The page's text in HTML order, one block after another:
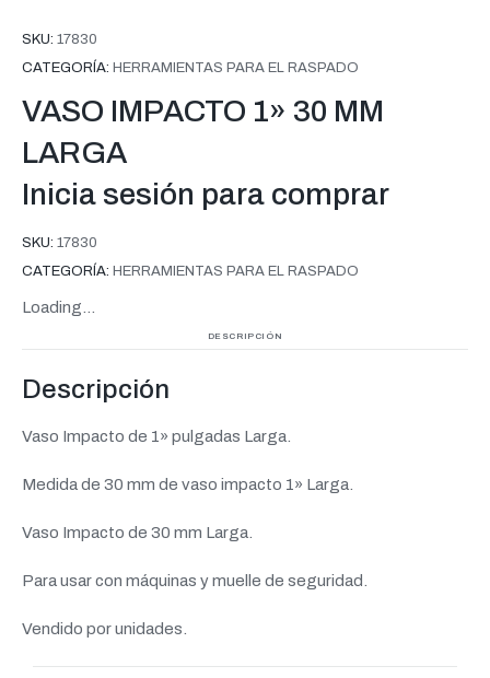
SKU: 17830
CATEGORÍA: HERRAMIENTAS PARA EL RASPADO
VASO IMPACTO 1» 30 MM
LARGA
Inicia sesión para comprar
SKU: 17830
CATEGORÍA: HERRAMIENTAS PARA EL RASPADO
Loading...
DESCRIPCIÓN
Descripción
Vaso Impacto de 1» pulgadas Larga.
Medida de 30 mm de vaso impacto 1» Larga.
Vaso Impacto de 30 mm Larga.
Para usar con máquinas y muelle de seguridad.
Vendido por unidades.